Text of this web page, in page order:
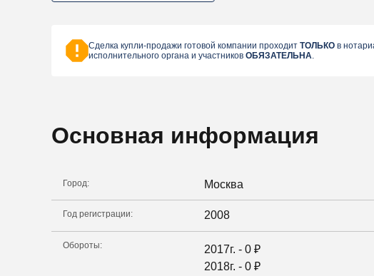
Сделка купли-продажи готовой компании проходит ТОЛЬКО в
исполнительного органа и участников ОБЯЗАТЕЛЬНА.
Основная информация
Город: Москва
Год регистрации: 2008
Обороты: 2017г. - 0 ₽
2018г. - 0 ₽